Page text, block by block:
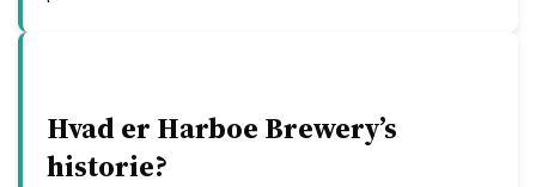
Hvad er Harboe Brewery’s
historie?